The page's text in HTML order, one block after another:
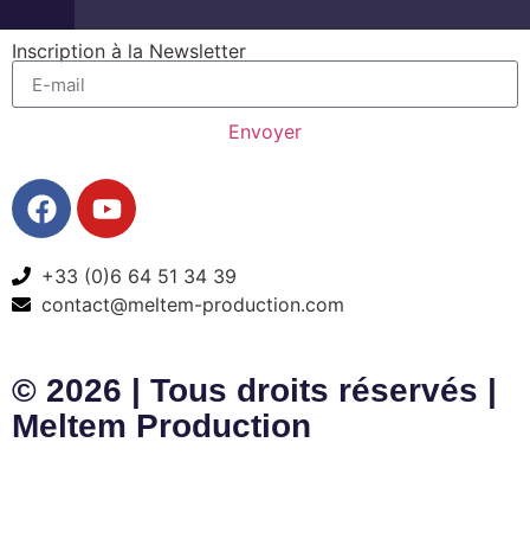
Inscription à la Newsletter
Envoyer
+33 (0)6 64 51 34 39
contact@meltem-production.com
© 2026 | Tous droits réservés |
Meltem Production